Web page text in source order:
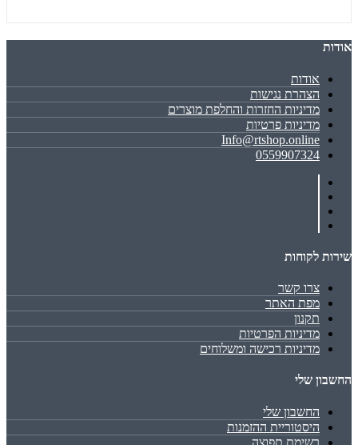
אודות
אודות
הצהרת נגישות
מדיניות החזרות והחלפת מוצרים
מדיניות פרטיות
Info@rtshop.online
0559907324
שירות לקוחות
צרו קשר
מפת האתר
תקנון
מדיניות הפרטיות
מדיניות רכישה ומשלוחים
החשבון שלי
החשבון שלי
היסטוריית ההזמנות
רשימת תפוצה